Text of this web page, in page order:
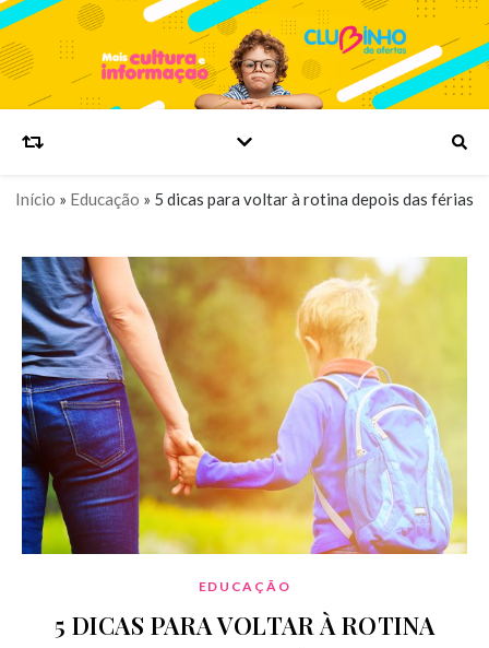
Início » Educação » 5 dicas para voltar à rotina depois das férias
EDUCAÇÃO
5 DICAS PARA VOLTAR À ROTINA